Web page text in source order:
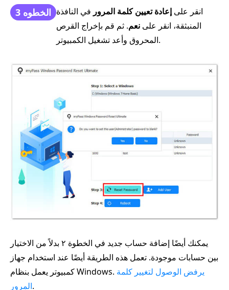
الخطوه 3 انقر على إعادة تعيين كلمة المرور في النافذة
المنبثقة، انقر على نعم. ثم قم بإخراج القرص
المحروق وأعد تشغيل الكمبيوتر.
يمكنك أيضًا إضافة حساب جديد في الخطوة ٢ بدلاً من الاختيار
بين حسابات موجودة. تعمل هذه الطريقة أيضًا عند استخدام جهاز
كمبيوتر يعمل بنظام Windows. يرفض الوصول لتغيير كلمة
المرور.